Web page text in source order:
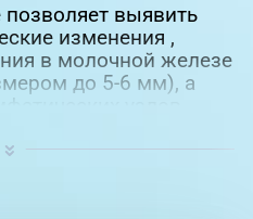
выявить
изменения ,
в молочной железе
до 5-6 мм), а
узлов